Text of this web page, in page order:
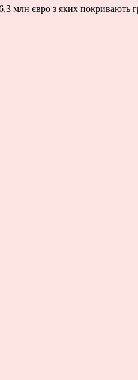
млн євро з яких покривають